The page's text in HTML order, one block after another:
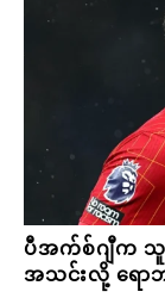
ပီအက်စ်ဂျီက
အသင်းလို့ ရေ